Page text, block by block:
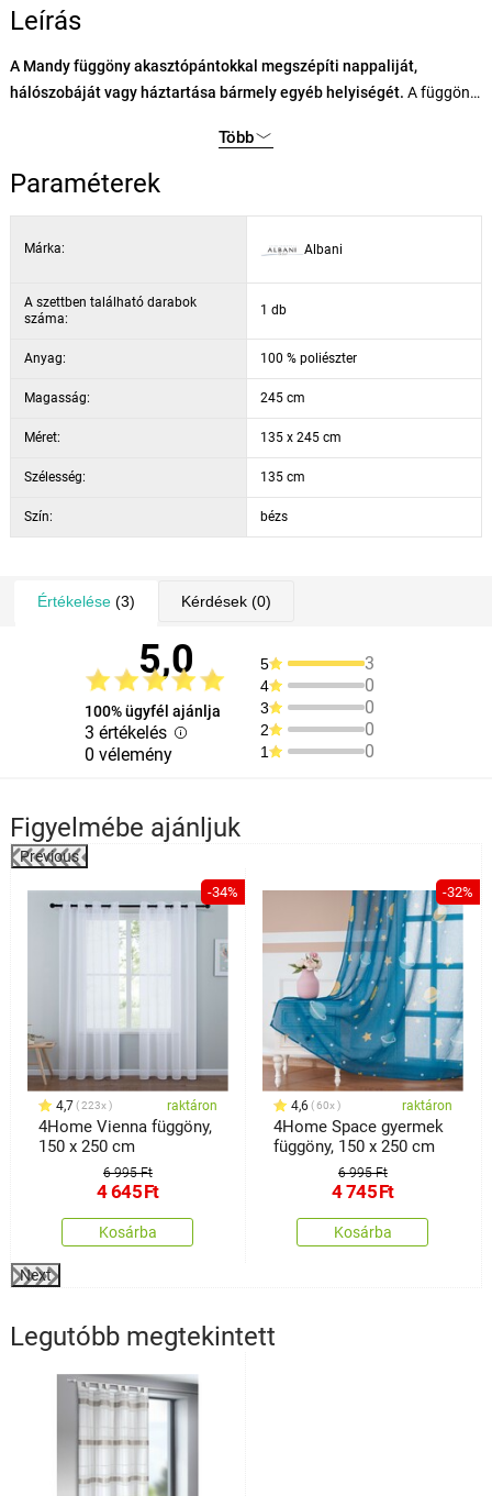
Leírás
A Mandy függöny akasztópántokkal megszépíti nappaliját,
hálószobáját vagy háztartása bármely egyéb helyiségét. A függöny
amelyek egyedi megjelenést kölcsönöznek a függönynek és az egész
helyiségnek. A színének köszönhetően kellemes hangulatot és
jókedvet kölcsönöz otthonának. A függöny 10 cm magasságú
biztosítja a függöny hosszú élettartamát. Frissítse fel otthona
Több
Paraméterek
Márka: Albani
A szettben található darabok
száma:
1 db
Anyag: 100 % poliészter
Magasság: 245 cm
Méret: 135 x 245 cm
Szélesség: 135 cm
Szín: bézs
Értékelése(3) Kérdések(0)
5,0
100% ügyfél ajánlja
3 értékelés
0 vélemény
5 3
4 0
3 0
2 0
1 0
Figyelmébe ajánljuk
Previous
-34%
4,7 223x raktáron
4Home Vienna függöny,
150 x 250 cm
6 995 Ft
4 645Ft
Kosárba
-32%
4,6 60x raktáron
4Home Space gyermek
függöny, 150 x 250 cm
6 995 Ft
4 745Ft
Kosárba
Next
Legutóbb megtekintett